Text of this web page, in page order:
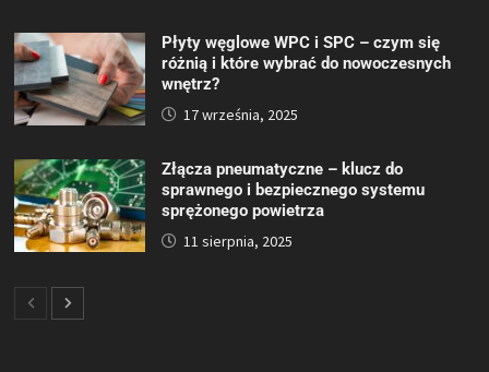
Płyty węglowe WPC i SPC – czym się
różnią i które wybrać do nowoczesnych
wnętrz?
17 września, 2025
Złącza pneumatyczne – klucz do
sprawnego i bezpiecznego systemu
sprężonego powietrza
11 sierpnia, 2025